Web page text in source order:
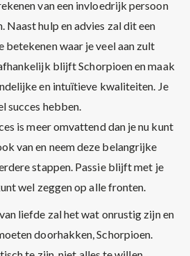
van een invloedrijk persoon
Naast hulp en advies zal dit een
betekenen waar je veel aan zult
blijft Schorpioen en maak
en intuïtieve kwaliteiten. Je
succes hebben.
is meer omvattend dan je nu kunt
van en neem deze belangrijke
stappen. Passie blijft met je
wel zeggen op alle fronten.
liefde zal het wat onrustig zijn en
doorhakken, Schorpioen.